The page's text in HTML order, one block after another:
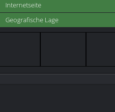
Internetseite
Geografische Lage